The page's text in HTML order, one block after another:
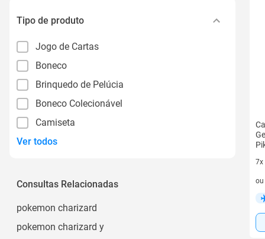
Tipo de produto
Jogo de Cartas
Boneco
Brinquedo de Pelúcia
Boneco Colecionável
Camiseta
Ver todos
Consultas Relacionadas
pokemon charizard
pokemon charizard y
7x
7
ou